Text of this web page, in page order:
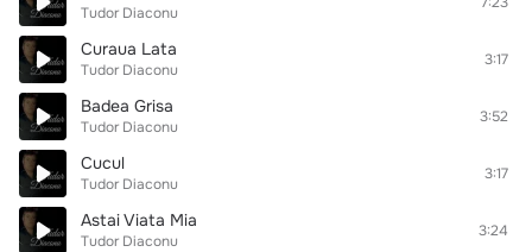
Tudor Diaconu
Curaua Lata
Tudor Diaconu
3:17
Badea Grisa
Tudor Diaconu
3:52
Cucul
Tudor Diaconu
3:17
Astai Viata Mia
Tudor Diaconu
3:24